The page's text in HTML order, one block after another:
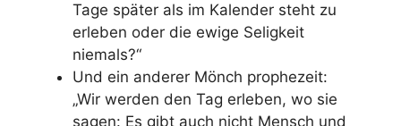
Tage später als im Kalender steht zu
erleben oder die ewige Seligkeit
niemals?“
Und ein anderer Mönch prophezeit:
„Wir werden den Tag erleben, wo sie
sagen: Es gibt auch nicht Mensch und